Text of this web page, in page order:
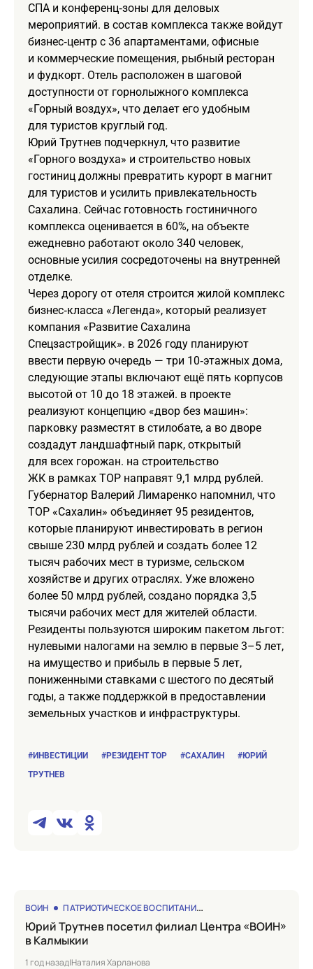
СПА и конференц‑зоны для деловых
мероприятий. в состав комплекса также войдут
бизнес‑центр с 36 апартаментами, офисные
и коммерческие помещения, рыбный ресторан
и фудкорт. Отель расположен в шаговой
доступности от горнолыжного комплекса
«Горный воздух», что делает его удобным
для туристов круглый год.
Юрий Трутнев подчеркнул, что развитие
«Горного воздуха» и строительство новых
гостиниц должны превратить курорт в магнит
для туристов и усилить привлекательность
Сахалина. Сейчас готовность гостиничного
комплекса оценивается в 60%, на объекте
ежедневно работают около 340 человек,
основные усилия сосредоточены на внутренней
отделке.
Через дорогу от отеля строится жилой комплекс
бизнес‑класса «Легенда», который реализует
компания «Развитие Сахалина
Спецзастройщик». в 2026 году планируют
ввести первую очередь — три 10‑этажных дома,
следующие этапы включают ещё пять корпусов
высотой от 10 до 18 этажей. в проекте
реализуют концепцию «двор без машин»:
парковку разместят в стилобате, а во дворе
создадут ландшафтный парк, открытый
для всех горожан. на строительство
ЖК в рамках ТОР направят 9,1 млрд рублей.
Губернатор Валерий Лимаренко напомнил, что
ТОР «Сахалин» объединяет 95 резидентов,
которые планируют инвестировать в регион
свыше 230 млрд рублей и создать более 12
тысяч рабочих мест в туризме, сельском
хозяйстве и других отраслях. Уже вложено
более 50 млрд рублей, создано порядка 3,5
тысячи рабочих мест для жителей области.
Резиденты пользуются широким пакетом льгот:
нулевыми налогами на землю в первые 3–5 лет,
на имущество и прибыль в первые 5 лет,
пониженными ставками с шестого по десятый
годы, а также поддержкой в предоставлении
земельных участков и инфраструктуры.
#ИНВЕСТИЦИИ #РЕЗИДЕНТ ТОР #САХАЛИН
#ЮРИЙ
ТРУТНЕВ
ВОИН ПАТРИОТИЧЕСКОЕ ВОСПИТАНИЕ
Юрий Трутнев посетил филиал Центра «ВОИН»
в Калмыкии
1 год назад|Наталия Харланова